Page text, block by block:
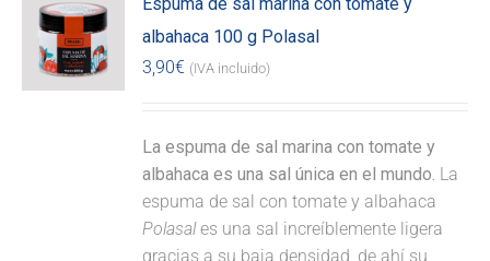
Espuma de sal marina con tomate y
albahaca 100 g Polasal
3,90€ (IVA incluido)
La espuma de sal marina con tomate y
albahaca es una sal única en el mundo. La
espuma de sal con tomate y albahaca
Polasales una sal increíblemente ligera
gracias a su baja densidad, de ahí su